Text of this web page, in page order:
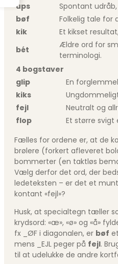
ups
Spontant
bøf
Folkelig tale for
kik
Et kikset
bét
Ældre ord for
terminologi.
4 bogstaver
glip
En
kiks
fejl
Neutralt og
flop
Et større svigt
Fælles for ordene er, at de
brølere (forkert afleveret
bommerter (en taktløs
Vælg derfor det ord, der
ledeteksten – er det et
kontant «fejl»?
Husk, at specialtegn tæller
krydsord: «æ», «ø» og «å»
fx _ØF i diagonalen, er bøf
mens _EJL peger på fejl.
til at udelukke de andre